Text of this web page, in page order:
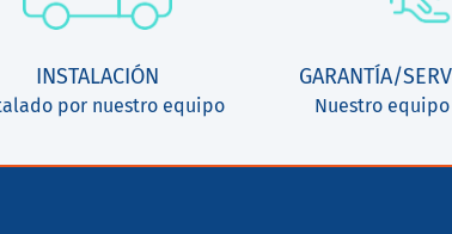
INSTALACIÓN
por nuestro equipo
GARANTÍA/
Nuestro